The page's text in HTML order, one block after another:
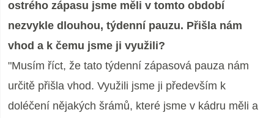
ostrého zápasu jsme měli v tomto období
nezvykle dlouhou, týdenní pauzu. Přišla nám
vhod a k čemu jsme ji využili?
"Musím říct, že tato týdenní zápasová pauza nám
určitě přišla vhod. Využili jsme ji především k
doléčení nějakých šrámů, které jsme v kádru měli a